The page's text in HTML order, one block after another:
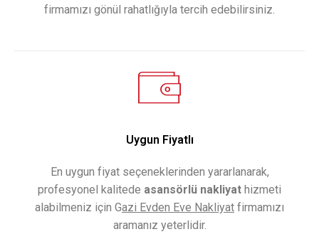
firmamızı gönül rahatlığıyla tercih edebilirsiniz.
Uygun Fiyatlı
En uygun fiyat seçeneklerinden yararlanarak,
profesyonel kalitede asansörlü nakliyat hizmeti
alabilmeniz için Gazi Evden Eve Nakliyat firmamızı
aramanız yeterlidir.